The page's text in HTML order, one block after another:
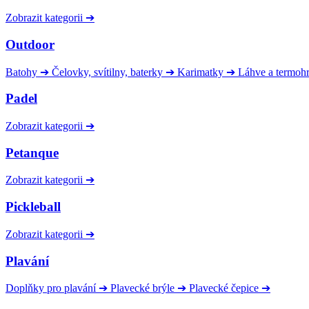
Zobrazit kategorii ➔
Outdoor
Batohy ➔ Čelovky, svítilny, baterky ➔ Karimatky ➔ Láhve a
Padel
Zobrazit kategorii ➔
Petanque
Zobrazit kategorii ➔
Pickleball
Zobrazit kategorii ➔
Plavání
Doplňky pro plavání ➔ Plavecké brýle ➔ Plavecké čepice ➔